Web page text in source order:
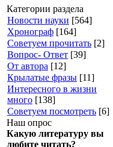
Категории раздела
Новости науки [564]
Хронограф [164]
Советуем прочитать [2]
Вопрос- Ответ [39]
От автора [12]
Крылатые фразы [11]
Интересного в жизни
много [138]
Советуем посмотреть [6]
Наш опрос
Какую литературу вы
любите читать?